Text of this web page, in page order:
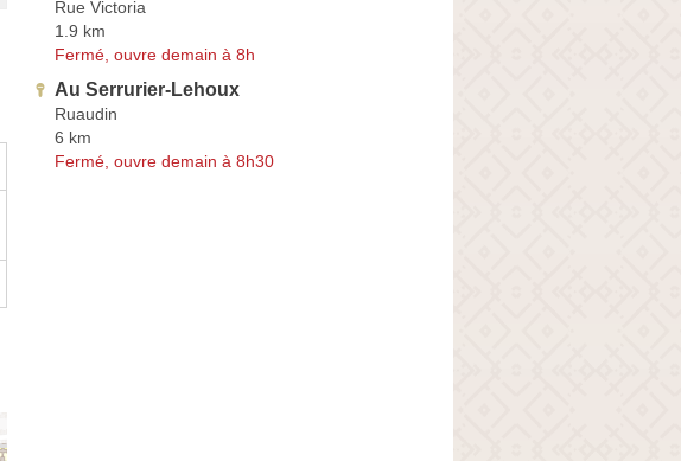
Rue Victoria
1.9 km
Fermé, ouvre demain à 8h
Au Serrurier-Lehoux
Ruaudin
6 km
Fermé, ouvre demain à 8h30